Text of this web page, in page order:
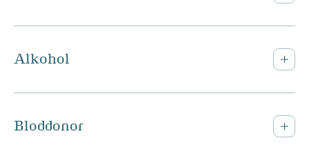
Alkohol
Bloddonor